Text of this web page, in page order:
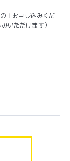
上お申し込みくだ
いただけます）